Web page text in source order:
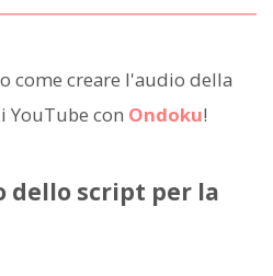
come creare l'audio della
YouTube con Ondoku!
dello script per la